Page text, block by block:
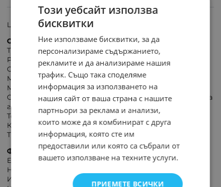
ИНФОРМАЦИЯ
Цифрова лазерна ролетка/далекомер/ UNI-T LM50A.
ОСНОВНИ ПАРАМЕТРИ
Тип на дисплея: LCD
Размер на дисплея: 2”
Обхват: 50 m
Минимална мерна единица: 0,001 m
Мерна единица: метри / футове / инчове
Основа за измерване: предна/задна част на корпуса на
глюкомера
Точност: ±(2 mm+5 x 10^(-5) D)
Клас на лазера: 2
Тип лазер: 630~670 nm, <1 mW
ФУНКЦИИ
Единично измерване
Непрекъснато измерване на площ
Измерване на обем
Този уебсайт използва
бисквитки
Ние използваме бисквитки, за да
персонализираме съдържанието,
рекламите и да анализираме нашия
трафик. Също така споделяме
информация за използването на
нашия сайт от ваша страна с нашите
партньори за реклама и анализи,
които може да я комбинират с друга
информация, която сте им
предоставили или която са събрали от
вашето използване на техните услуги.
ПРИЕМЕТЕ ВСИЧКИ